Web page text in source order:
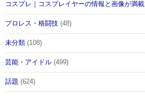
コスプレ｜コスプレイヤーの情報と画像が満載
プロレス・格闘技 (48)
未分類 (108)
芸能・アイドル (499)
話題 (624)